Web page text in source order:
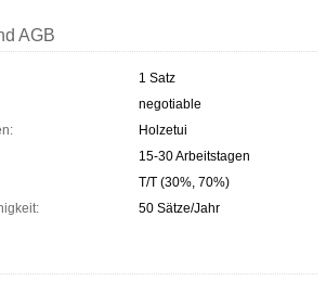
AGB
1 Satz
negotiable
Holzetui
15-30 Arbeitstagen
T/T (30%, 70%)
50 Sätze/Jahr